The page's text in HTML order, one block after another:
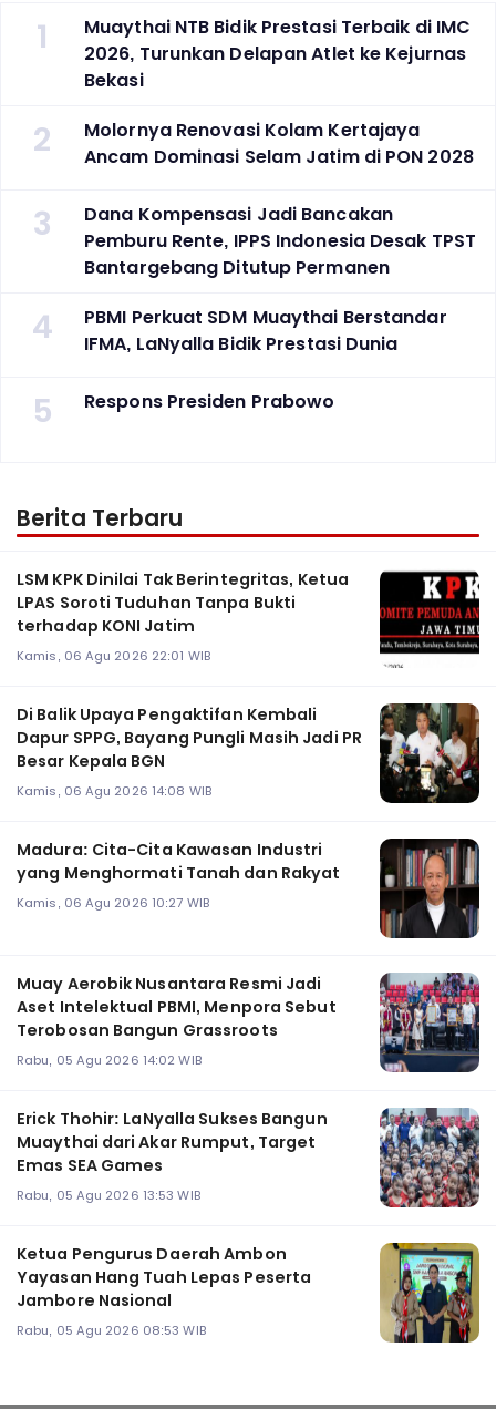
1
Muaythai NTB Bidik Prestasi Terbaik di IMC
2026, Turunkan Delapan Atlet ke Kejurnas
Bekasi
2
Molornya Renovasi Kolam Kertajaya
Ancam Dominasi Selam Jatim di PON 2028
3
Dana Kompensasi Jadi Bancakan
Pemburu Rente, IPPS Indonesia Desak TPST
Bantargebang Ditutup Permanen
4
PBMI Perkuat SDM Muaythai Berstandar
IFMA, LaNyalla Bidik Prestasi Dunia
5 Respons Presiden Prabowo
Berita Terbaru
LSM KPK Dinilai Tak Berintegritas, Ketua
LPAS Soroti Tuduhan Tanpa Bukti
terhadap KONI Jatim
Kamis, 06 Agu 2026 22:01 WIB
Di Balik Upaya Pengaktifan Kembali
Dapur SPPG, Bayang Pungli Masih Jadi PR
Besar Kepala BGN
Kamis, 06 Agu 2026 14:08 WIB
Madura: Cita-Cita Kawasan Industri
yang Menghormati Tanah dan Rakyat
Kamis, 06 Agu 2026 10:27 WIB
Muay Aerobik Nusantara Resmi Jadi
Aset Intelektual PBMI, Menpora Sebut
Terobosan Bangun Grassroots
Rabu, 05 Agu 2026 14:02 WIB
Erick Thohir: LaNyalla Sukses Bangun
Muaythai dari Akar Rumput, Target
Emas SEA Games
Rabu, 05 Agu 2026 13:53 WIB
Ketua Pengurus Daerah Ambon
Yayasan Hang Tuah Lepas Peserta
Jambore Nasional
Rabu, 05 Agu 2026 08:53 WIB